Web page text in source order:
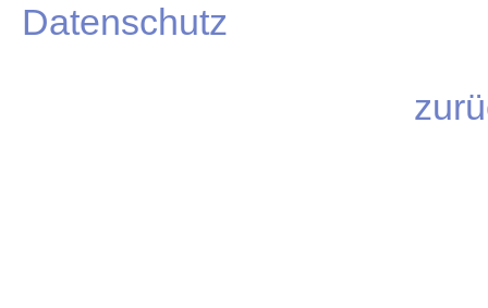
Datenschutz